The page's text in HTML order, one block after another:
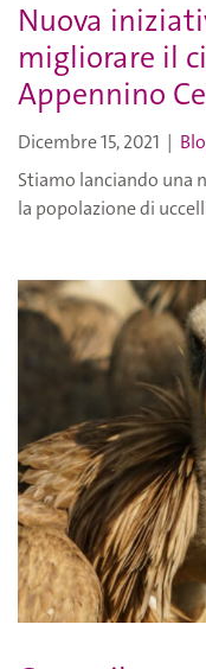
Nuova
migliorare il
Appennino
Dicembre 15, 2021 |
Stiamo lanciando una
la popolazione di